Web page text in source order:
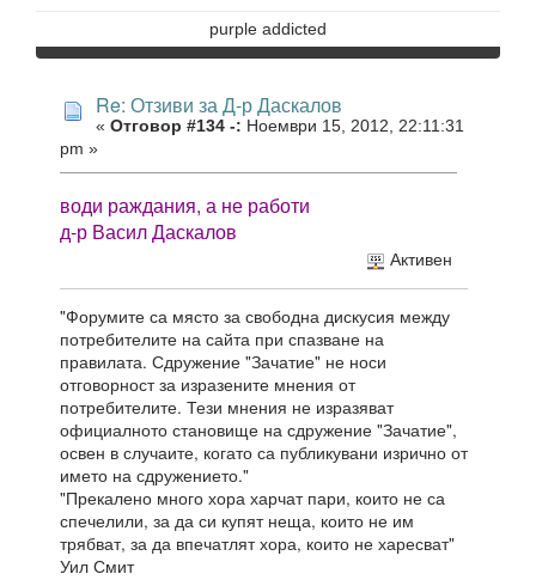
purple addicted
Re: Отзиви за Д-р Даскалов
« Отговор #134 -: Ноември 15, 2012, 22:11:31
pm »
води раждания, а не работи
д-р Васил Даскалов
Активен
"Форумите са място за свободна дискусия между
потребителите на сайта при спазване на
правилата. Сдружение "Зачатие" не носи
отговорност за изразените мнения от
потребителите. Тези мнения не изразяват
официалното становище на сдружение "Зачатие",
освен в случаите, когато са публикувани изрично от
името на сдружението."
"Прекалено много хора харчат пари, които не са
спечелили, за да си купят неща, които не им
трябват, за да впечатлят хора, които не харесват"
Уил Смит